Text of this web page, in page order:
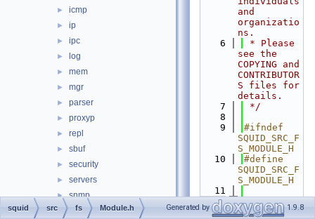
► icmp
► ip
► ipc
► log
► mem
► mgr
► parser
► proxyp
► repl
► sbuf
► security
► servers
► snmp
► ssl
and
organizatio
ns.
    6
* Please
see the
COPYING and
CONTRIBUTOR
S files for
details.
    7
*/
    8
    9
#ifndef
SQUID_SRC_F
S_MODULE_H
   10
#define
SQUID_SRC_F
S_MODULE_H
   11
   12
Fs
squid src fs Module.h Generated by 1.9.8